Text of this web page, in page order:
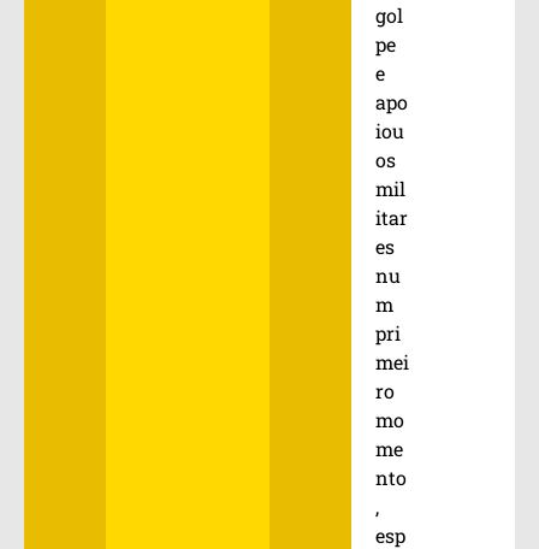
gol
pe
e
apo
iou
os
mil
itar
es
nu
m
pri
mei
ro
mo
me
nto
,
esp